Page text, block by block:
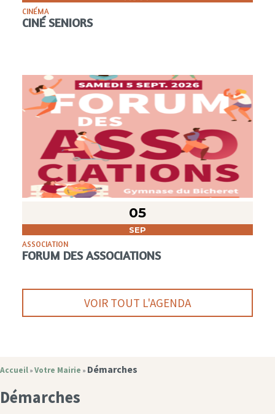
CINÉMA
CINÉ SENIORS
05
SEP
ASSOCIATION
FORUM DES ASSOCIATIONS
VOIR TOUT L'AGENDA
Accueil » Votre Mairie » Démarches
Démarches